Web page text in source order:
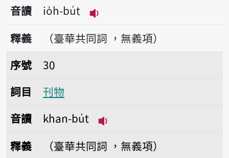
音讀
io̍h-bu̍t
播放音讀io̍h-bu̍t
釋義
（臺華共同詞 ，無義項）
序號30刊物
序號
30
詞目
刊物
音讀
khan-bu̍t
釋義
（臺華共同詞 ，無義項）